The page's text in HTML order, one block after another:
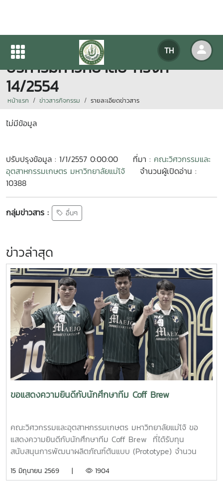
TH
คณบดี / ประชุมคณะกรรมการ
บริหารมหาวิทยาลัย ครั้งที่
14/2554
หน้าแรก ข่าวสารกิจกรรม รายละเอียดข่าวสาร
ไม่มีข้อมูล
ปรับปรุงข้อมูล : 1/1/2557 0:00:00 ที่มา : คณะวิศวกรรมและ
อุตสาหกรรมเกษตร มหาวิทยาลัยแม่โจ้
จำนวนผู้เปิดอ่าน :
10388
กลุ่มข่าวสาร : อื่นๆ
ข่าวล่าสุด
ขอแสดงความยินดีกับนักศึกษาทีม Coff Brew
คณะวิศวกรรมและอุตสาหกรรมเกษตร มหาวิทยาลัยแม่โจ้ ขอ
แสดงความยินดีกับนักศึกษาทีม Coff Brew ที่ได้รับทุน
สนับสนุนการพัฒนาผลิตภัณฑ์ต้นแบบ (Prototype) จำนวน
2026 รอบภูมิภาค ภาคเหนือ ซึ่งจัดขึ้นเมื่อวันที่ 11 พฤษภาคม
15 มิถุนายน 2569 | 1904